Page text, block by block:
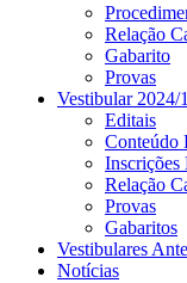
Relação
Gabarito
Provas
Vestibular 2024/1
Editais
Conteúdo
Inscrições
Relação
Provas
Gabaritos
Vestibulares
Notícias